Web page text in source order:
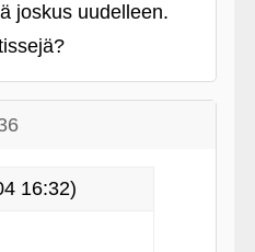
joskus uudelleen.
16:32)